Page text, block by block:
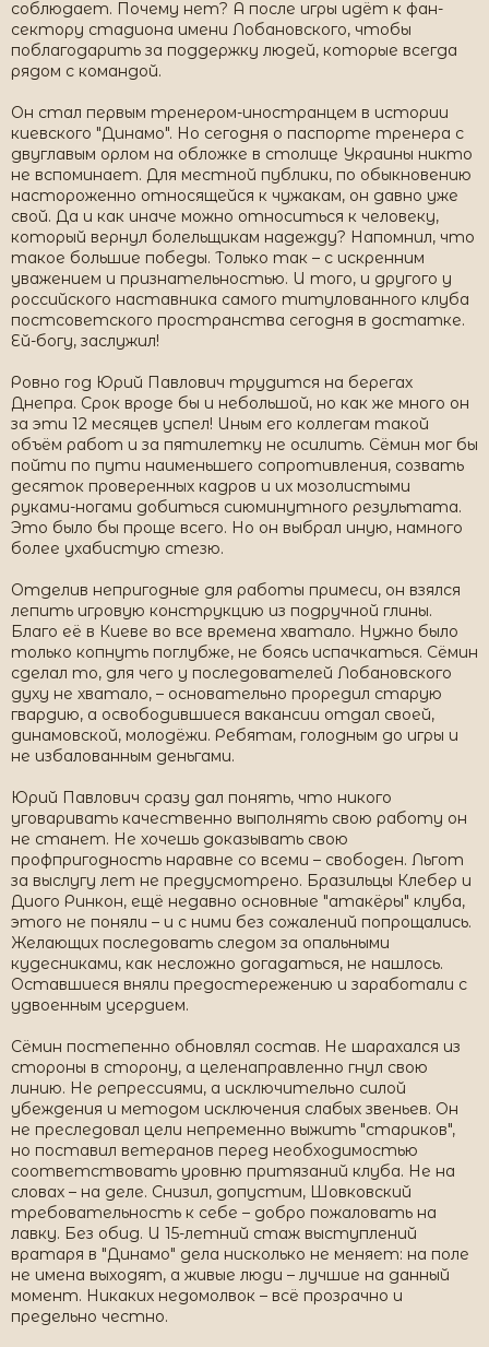
соблюдает. Почему нет? А после игры идёт к фан-
сектору стадиона имени Лобановского, чтобы
поблагодарить за поддержку людей, которые всегда
рядом с командой.
Он стал первым тренером-иностранцем в истории
киевского "Динамо". Но сегодня о паспорте тренера с
двуглавым орлом на обложке в столице Украины никто
не вспоминает. Для местной публики, по обыкновению
настороженно относящейся к чужакам, он давно уже
свой. Да и как иначе можно относиться к человеку,
который вернул болельщикам надежду? Напомнил, что
такое большие победы. Только так – с искренним
уважением и признательностью. И того, и другого у
российского наставника самого титулованного клуба
постсоветского пространства сегодня в достатке.
Ей-богу, заслужил!
Ровно год Юрий Павлович трудится на берегах
Днепра. Срок вроде бы и небольшой, но как же много он
за эти 12 месяцев успел! Иным его коллегам такой
объём работ и за пятилетку не осилить. Сёмин мог бы
пойти по пути наименьшего сопротивления, созвать
десяток проверенных кадров и их мозолистыми
руками-ногами добиться сиюминутного результата.
Это было бы проще всего. Но он выбрал иную, намного
более ухабистую стезю.
Отделив непригодные для работы примеси, он взялся
лепить игровую конструкцию из подручной глины.
Благо её в Киеве во все времена хватало. Нужно было
только копнуть поглубже, не боясь испачкаться. Сёмин
сделал то, для чего у последователей Лобановского
духу не хватало, – основательно проредил старую
гвардию, а освободившиеся вакансии отдал своей,
динамовской, молодёжи. Ребятам, голодным до игры и
не избалованным деньгами.
Юрий Павлович сразу дал понять, что никого
уговаривать качественно выполнять свою работу он
не станет. Не хочешь доказывать свою
профпригодность наравне со всеми – свободен. Льгот
за выслугу лет не предусмотрено. Бразильцы Клебер и
Диого Ринкон, ещё недавно основные "атакёры" клуба,
этого не поняли – и с ними без сожалений попрощались.
Желающих последовать следом за опальными
кудесниками, как несложно догадаться, не нашлось.
Оставшиеся вняли предостережению и заработали с
удвоенным усердием.
Сёмин постепенно обновлял состав. Не шарахался из
стороны в сторону, а целенаправленно гнул свою
линию. Не репрессиями, а исключительно силой
убеждения и методом исключения слабых звеньев. Он
не преследовал цели непременно выжить "стариков",
но поставил ветеранов перед необходимостью
соответствовать уровню притязаний клуба. Не на
словах – на деле. Снизил, допустим, Шовковский
требовательность к себе – добро пожаловать на
лавку. Без обид. И 15-летний стаж выступлений
вратаря в "Динамо" дела нисколько не меняет: на поле
не имена выходят, а живые люди – лучшие на данный
момент. Никаких недомолвок – всё прозрачно и
предельно честно.